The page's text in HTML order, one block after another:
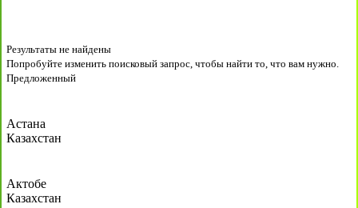
Результаты не найдены
Попробуйте изменить поисковый запрос, чтобы найти то, что вам нужно.
Предложенный
Астана
Казахстан
Актобе
Казахстан